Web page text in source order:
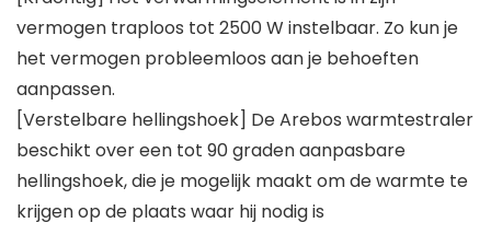
vermogen traploos tot 2500 W instelbaar. Zo kun je
het vermogen probleemloos aan je behoeften
aanpassen.
[Verstelbare hellingshoek] De Arebos warmtestraler
beschikt over een tot 90 graden aanpasbare
hellingshoek, die je mogelijk maakt om de warmte te
krijgen op de plaats waar hij nodig is